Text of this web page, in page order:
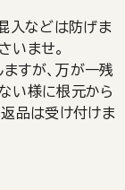
入などは防げま
いませ。
すが、万が一残
い様に根元から
返品は受け付けま